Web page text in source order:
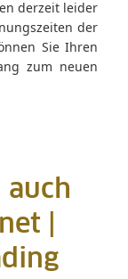
derzeit leider
der
Sie Ihren
zum neuen
auch
|